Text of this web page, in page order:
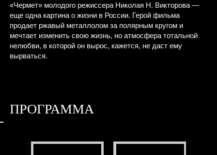
«Чермет» молодого режиссера Николая Н. Викторова —
еще одна картина о жизни в России. Герой фильма
продает ржавый металлолом за полярным кругом и
мечтает изменить свою жизнь, но атмосфера тотальной
нелюбви, в которой он вырос, кажется, не даст ему
вырваться.
ПРОГРАММА